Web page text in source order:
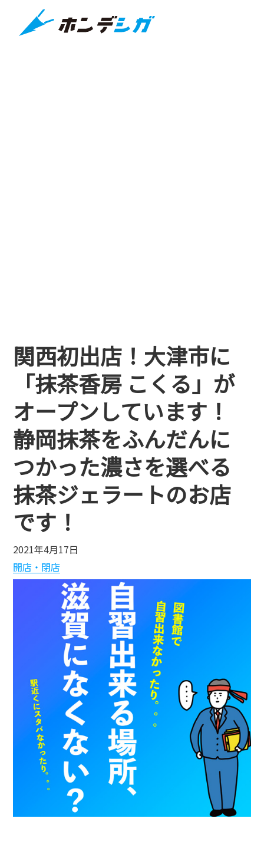
関西初出店！大津市に
「抹茶香房 こくる」が
オープンしています！
静岡抹茶をふんだんに
つかった濃さを選べる
抹茶ジェラートのお店
です！
2021年4月17日
開店・閉店